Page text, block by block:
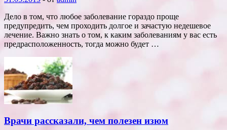
Дело в том, что любое заболевание гораздо проще
предупредить, чем проходить долгое и зачастую недешевое
лечение. Важно знать о том, к каким заболеваниям у вас есть
предрасположенность, тогда можно будет …
Врачи рассказали, чем полезен изюм